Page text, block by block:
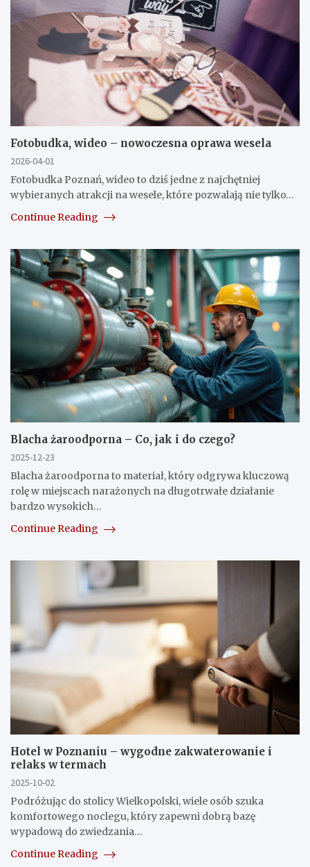
Fotobudka, wideo – nowoczesna oprawa wesela
2026-04-01
Fotobudka Poznań, wideo to dziś jedne z najchętniej
wybieranych atrakcji na wesele, które pozwalają nie tylko…
Continue Reading
Blacha żaroodporna – Co, jak i do czego?
2025-12-23
Blacha żaroodporna to materiał, który odgrywa kluczową
rolę w miejscach narażonych na długotrwałe działanie
bardzo wysokich…
Continue Reading
Hotel w Poznaniu – wygodne zakwaterowanie i
relaks w termach
2025-10-02
Podróżując do stolicy Wielkopolski, wiele osób szuka
komfortowego noclegu, który zapewni dobrą bazę
wypadową do zwiedzania…
Continue Reading